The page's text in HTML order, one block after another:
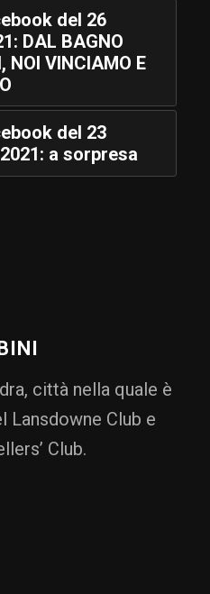
del 26
DAL BAGNO
NOI VINCIAMO E
del 23
a sorpresa
città nella quale è
Club e
Club.